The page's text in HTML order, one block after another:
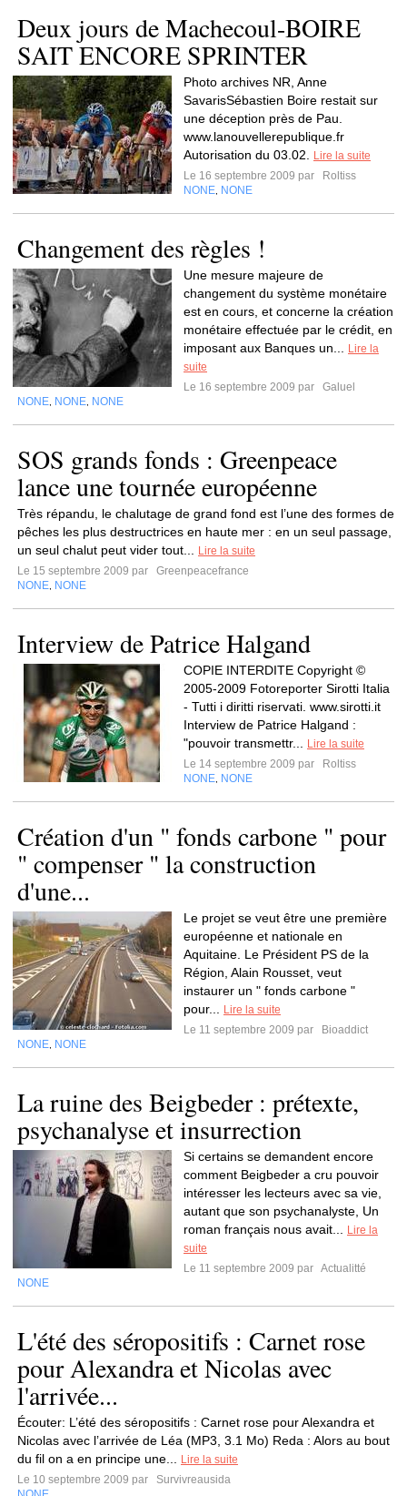
Deux jours de Machecoul-BOIRE
SAIT ENCORE SPRINTER
Photo archives NR, Anne
SavarisSébastien Boire restait sur
une déception près de Pau.
www.lanouvellerepublique.fr
Autorisation du 03.02.
Lire la suite
Le 16 septembre 2009 par
Roltiss
NONE NONE
Changement des règles !
Une mesure majeure de
changement du système monétaire
est en cours, et concerne la création
monétaire effectuée par le crédit, en
imposant aux Banques un...
Lire la
suite
Le 16 septembre 2009 par
Galuel
NONE NONE NONE
SOS grands fonds : Greenpeace
lance une tournée européenne
Très répandu, le chalutage de grand fond est l’une des formes de
pêches les plus destructrices en haute mer : en un seul passage,
un seul chalut peut vider tout...
Lire la suite
Le 15 septembre 2009 par
Greenpeacefrance
NONE NONE
Interview de Patrice Halgand
COPIE INTERDITE Copyright ©
2005-2009 Fotoreporter Sirotti Italia
- Tutti i diritti riservati. www.sirotti.it
Interview de Patrice Halgand :
"pouvoir transmettr...
Lire la suite
Le 14 septembre 2009 par
Roltiss
NONE NONE
Création d'un " fonds carbone " pour
" compenser " la construction
d'une...
Le projet se veut être une première
européenne et nationale en
Aquitaine. Le Président PS de la
Région, Alain Rousset, veut
instaurer un " fonds carbone "
pour...
Lire la suite
Le 11 septembre 2009 par
Bioaddict
NONE NONE
La ruine des Beigbeder : prétexte,
psychanalyse et insurrection
Si certains se demandent encore
comment Beigbeder a cru pouvoir
intéresser les lecteurs avec sa vie,
autant que son psychanalyste, Un
roman français nous avait...
Lire la
suite
Le 11 septembre 2009 par Actualitté
NONE
L'été des séropositifs : Carnet rose
pour Alexandra et Nicolas avec
l'arrivée...
Écouter: L’été des séropositifs : Carnet rose pour Alexandra et
Nicolas avec l’arrivée de Léa (MP3, 3.1 Mo) Reda : Alors au bout
du fil on a en principe une...
Lire la suite
Le 10 septembre 2009 par
Survivreausida